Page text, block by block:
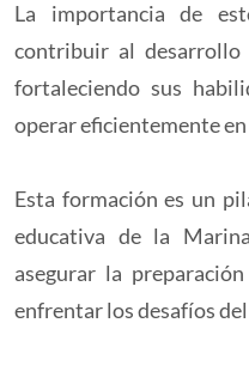
La importancia de
contribuir al desarrollo
fortaleciendo sus
operar eficientemente
Esta formación es un
educativa de la
asegurar la
enfrentar los desafíos